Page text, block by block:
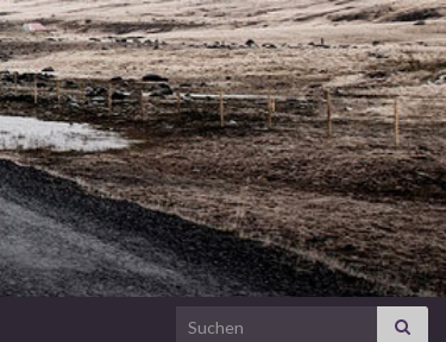
Search for: